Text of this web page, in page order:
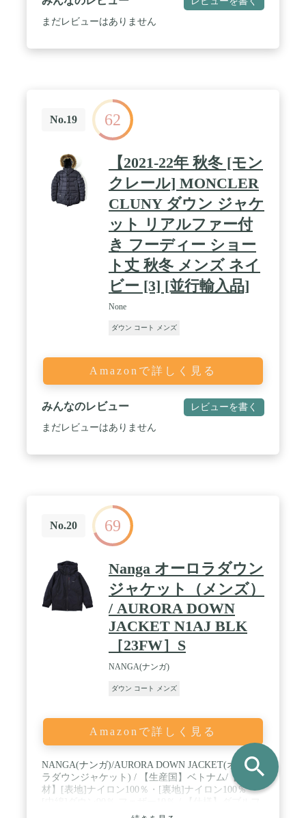
まだレビューはありません
No.19 62
【2021-22年 秋冬 [モン
クレール] MONCLER
CLUNY ダウン ジャケ
ット リアルファー付
き フーディー ショー
ト丈 秋冬 メンズ ネイ
ビー [3] [並行輸入品]
None
ダウン コート メンズ
Amazonで詳しく見る
みんなのレビュー レビューを書く
まだレビューはありません
No.20 69
Nanga オーロラダウン
ジャケット（メンズ）
/ AURORA DOWN
JACKET N1AJ BLK
［23FW］S
NANGA(ナンガ)
ダウン コート メンズ
Amazonで詳しく見る
NANGA(ナンガ)/AURORA DOWN JACKET(オーロ
ラダウンジャケット) / 【生産国】ベトナム/【素
材】[表地]ナイロン100％・[裏地]ナイロン100％・
ァスナー開閉 ・ドローコード付きフード(取外不可)
search